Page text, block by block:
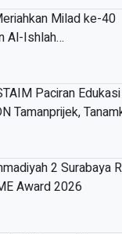
Milad ke-40
Al-Ishlah
Paciran Edukasi
Tamanprijek,
2 Surabaya
Award 2026